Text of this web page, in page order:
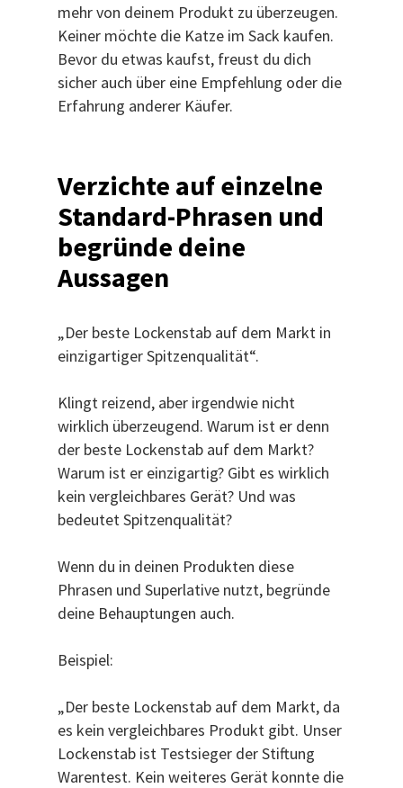
mehr von deinem Produkt zu überzeugen.
Keiner möchte die Katze im Sack kaufen.
Bevor du etwas kaufst, freust du dich
sicher auch über eine Empfehlung oder die
Erfahrung anderer Käufer.
Verzichte auf einzelne
Standard-Phrasen und
begründe deine
Aussagen
„Der beste Lockenstab auf dem Markt in
einzigartiger Spitzenqualität“.
Klingt reizend, aber irgendwie nicht
wirklich überzeugend. Warum ist er denn
der beste Lockenstab auf dem Markt?
Warum ist er einzigartig? Gibt es wirklich
kein vergleichbares Gerät? Und was
bedeutet Spitzenqualität?
Wenn du in deinen Produkten diese
Phrasen und Superlative nutzt, begründe
deine Behauptungen auch.
Beispiel:
„Der beste Lockenstab auf dem Markt, da
es kein vergleichbares Produkt gibt. Unser
Lockenstab ist Testsieger der Stiftung
Warentest. Kein weiteres Gerät konnte die